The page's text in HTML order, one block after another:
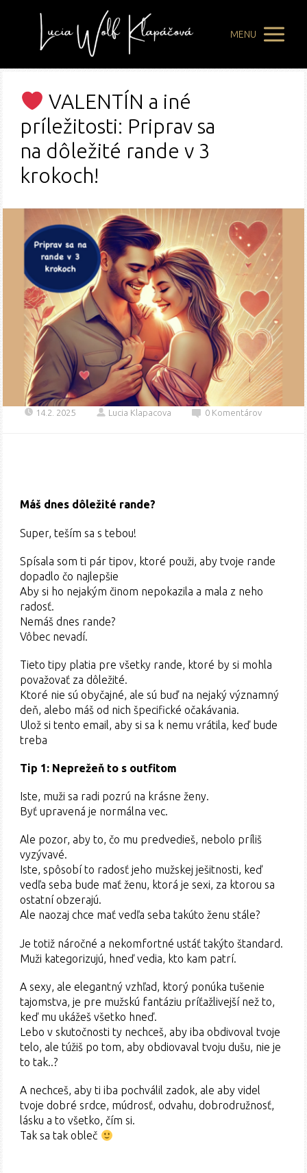
MENU
VALENTÍN a iné
príležitosti: Priprav sa
na dôležité rande v 3
krokoch!
14.2. 2025 Lucia Klapacova 0 Komentárov
Máš dnes dôležité rande?
Super, teším sa s tebou!
Spísala som ti pár tipov, ktoré použi, aby tvoje rande
dopadlo čo najlepšie
Aby si ho nejakým činom nepokazila a mala z neho
radosť.
Nemáš dnes rande?
Vôbec nevadí.
Tieto tipy platia pre všetky rande, ktoré by si mohla
považovať za dôležité.
Ktoré nie sú obyčajné, ale sú buď na nejaký významný
deň, alebo máš od nich špecifické očakávania.
Ulož si tento email, aby si sa k nemu vrátila, keď bude
treba
Tip 1: Neprežeň to s outfitom
Iste, muži sa radi pozrú na krásne ženy.
Byť upravená je normálna vec.
Ale pozor, aby to, čo mu predvedieš, nebolo príliš
vyzývavé.
Iste, spôsobí to radosť jeho mužskej ješitnosti, keď
vedľa seba bude mať ženu, ktorá je sexi, za ktorou sa
ostatní obzerajú.
Ale naozaj chce mať vedľa seba takúto ženu stále?
Je totiž náročné a nekomfortné ustáť takýto štandard.
Muži kategorizujú, hneď vedia, kto kam patrí.
A sexy, ale elegantný vzhľad, ktorý ponúka tušenie
tajomstva, je pre mužskú fantáziu príťažlivejší než to,
keď mu ukážeš všetko hneď.
Lebo v skutočnosti ty nechceš, aby iba obdivoval tvoje
telo, ale túžiš po tom, aby obdiovaval tvoju dušu, nie je
to tak..?
A nechceš, aby ti iba pochválil zadok, ale aby videl
tvoje dobré srdce, múdrosť, odvahu, dobrodružnosť,
lásku a to všetko, čím si.
Tak sa tak obleč